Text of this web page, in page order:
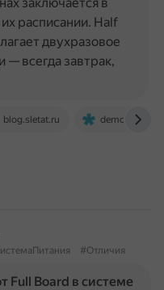
blog.sletat.ru
расписании. Half
двухразовое
всегда завтрак,
#Отличия
Full Board в системе